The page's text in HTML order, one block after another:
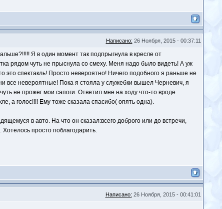
Написано: 26 Ноября, 2015 - 00:37:11
Я в один момент так подпрыгнула в кресле от
рядом чуть не прыснула со смеху. Меня надо было видеть! А уж
это спектакль! Просто невероятно! Ничего подобного я раньше не
все невероятные! Пока я стояла у служебки вышел Черневич, я
не прожег мои сапоги. Ответил мне на ходу что-то вроде
а голос!!!! Ему тоже сказала спасибо( опять одна).
в авто. На что он сказал:всего доброго или до встречи,
просто поблагодарить.
Написано: 26 Ноября, 2015 - 00:41:01